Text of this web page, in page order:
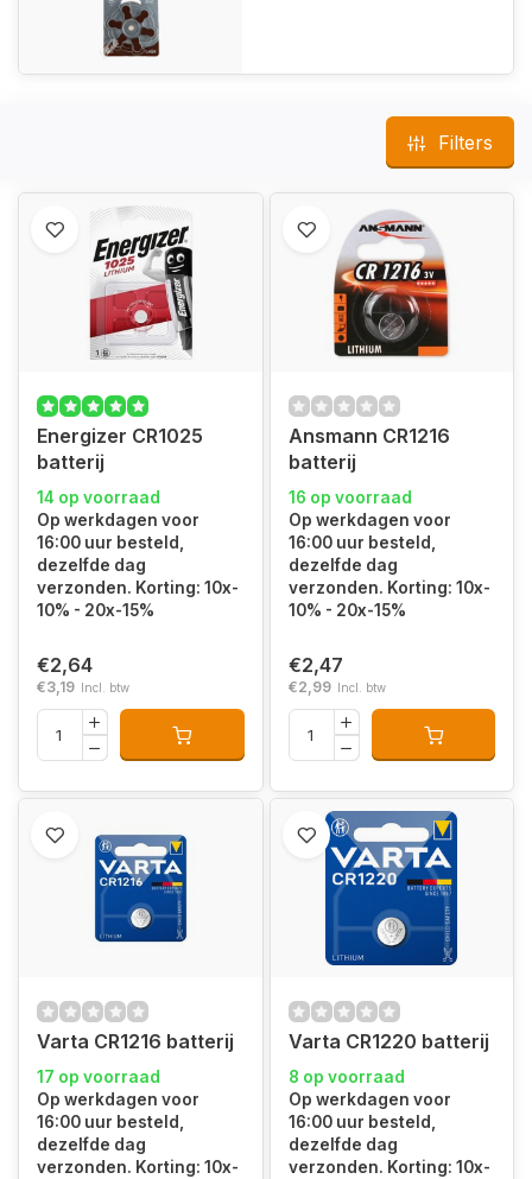
Filters
Energizer CR1025
batterij
14 op voorraad
Op werkdagen voor
16:00 uur besteld,
dezelfde dag
verzonden. Korting: 10x-
10% - 20x-15%
€2,64
€3,19 Incl. btw
Ansmann CR1216
batterij
16 op voorraad
Op werkdagen voor
16:00 uur besteld,
dezelfde dag
verzonden. Korting: 10x-
10% - 20x-15%
€2,47
€2,99 Incl. btw
Varta CR1216 batterij
17 op voorraad
Op werkdagen voor
16:00 uur besteld,
dezelfde dag
verzonden. Korting: 10x-
Varta CR1220 batterij
8 op voorraad
Op werkdagen voor
16:00 uur besteld,
dezelfde dag
verzonden. Korting: 10x-